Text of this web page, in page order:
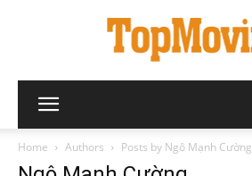
Home Authors Posts by Ngô Mạnh Cường